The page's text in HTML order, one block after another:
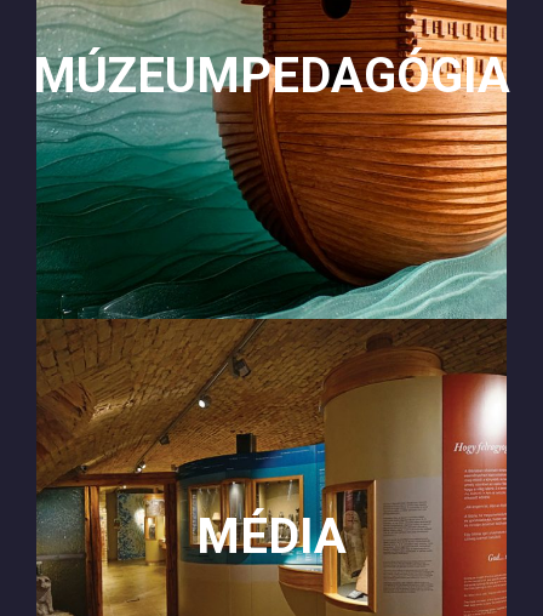
MÚZEUMPEDAGÓGIA
MÉDIA